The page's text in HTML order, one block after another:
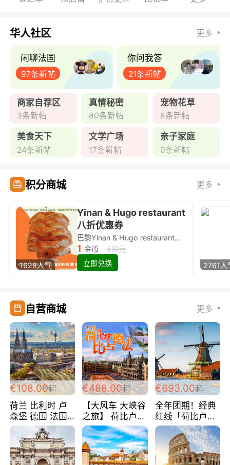
华人社区 更多
闲聊法国
97条新帖
你问我答
21条新帖
商家自荐区
3条新帖
真情秘密
80条新帖
宠物花草
8条新帖
美食天下
24条新帖
文学广场
17条新帖
亲子家庭
0条新帖
积分商城 更多
1628人气
Yinan & Hugo restaurant
八折优惠券
巴黎Yinan & Hugo restaurant除简餐类全场8折
1 金币
5欧元
立即兑换
2761人
自营商城 更多
€108.00起
荷兰 比利时 卢
森堡 德国 法国
超爽玩遍西欧 循
环线 全程四星宾
馆 108欧/人/天
€488.00起
【大风车 大峡谷
之旅】 荷比卢德
法 巴黎上下 经
典五国四日游
488欧/人
€693.00起
全年团期！经典
红线「荷比卢德
法」七天循环 五
国 仅售99欧/人/
天！巴黎上下！
包拼房~